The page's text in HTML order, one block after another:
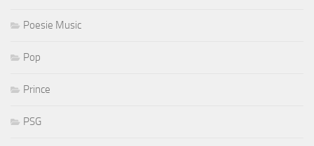
Poesie Music
Pop
Prince
PSG